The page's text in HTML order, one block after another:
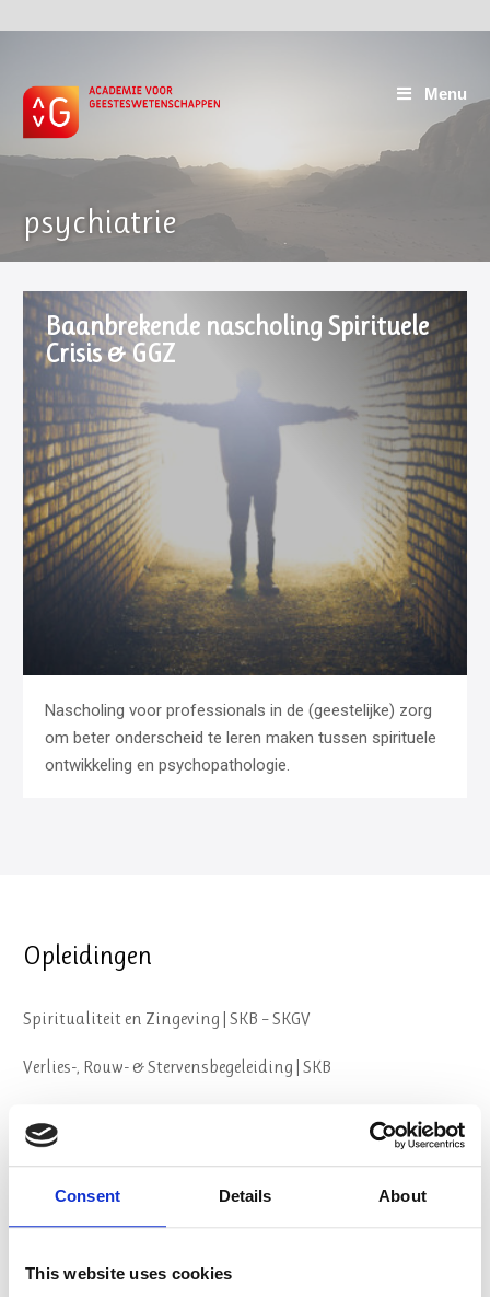
Consent Details About
This website uses cookies
Menu
psychiatrie
Baanbrekende nascholing Spirituele
Crisis & GGZ
Nascholing voor professionals in de (geestelijke) zorg
om beter onderscheid te leren maken tussen spirituele
ontwikkeling en psychopathologie.
Opleidingen
Spiritualiteit en Zingeving | SKB – SKGV
Verlies-, Rouw- & Stervensbegeleiding | SKB
Psychosociale Basiskennis (PSBK) | CPION